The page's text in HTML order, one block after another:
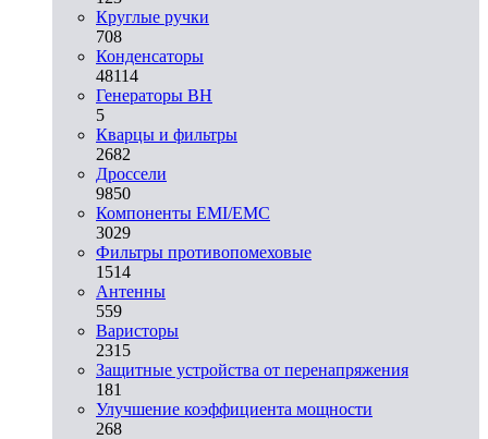
Круглые ручки
708
Конденсаторы
48114
Генераторы ВН
5
Кварцы и фильтры
2682
Дроссели
9850
Компоненты EMI/EMC
3029
Фильтры противопомеховые
1514
Антенны
559
Варисторы
2315
Защитные устройства от перенапряжения
181
Улучшение коэффициента мощности
268